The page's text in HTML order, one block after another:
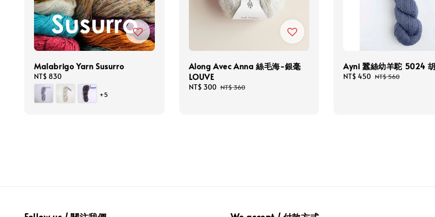
Malabrigo Yarn Susurro
Regular
price
NT$ 830
+5
Along Avec Anna 絲毛海-銀毫
LOUVE
Sale
NT$ 300 Regular
NT$ 360
Ayni 蠶絲幼羊駝 5024
Sale
NT$ 450 Regular
NT$ 560